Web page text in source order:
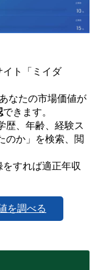
イト「ミイダ
なたの市場価値が
できます。
歴、年齢、経験ス
のか」を検索、閲
すれば適正年収
を調べる